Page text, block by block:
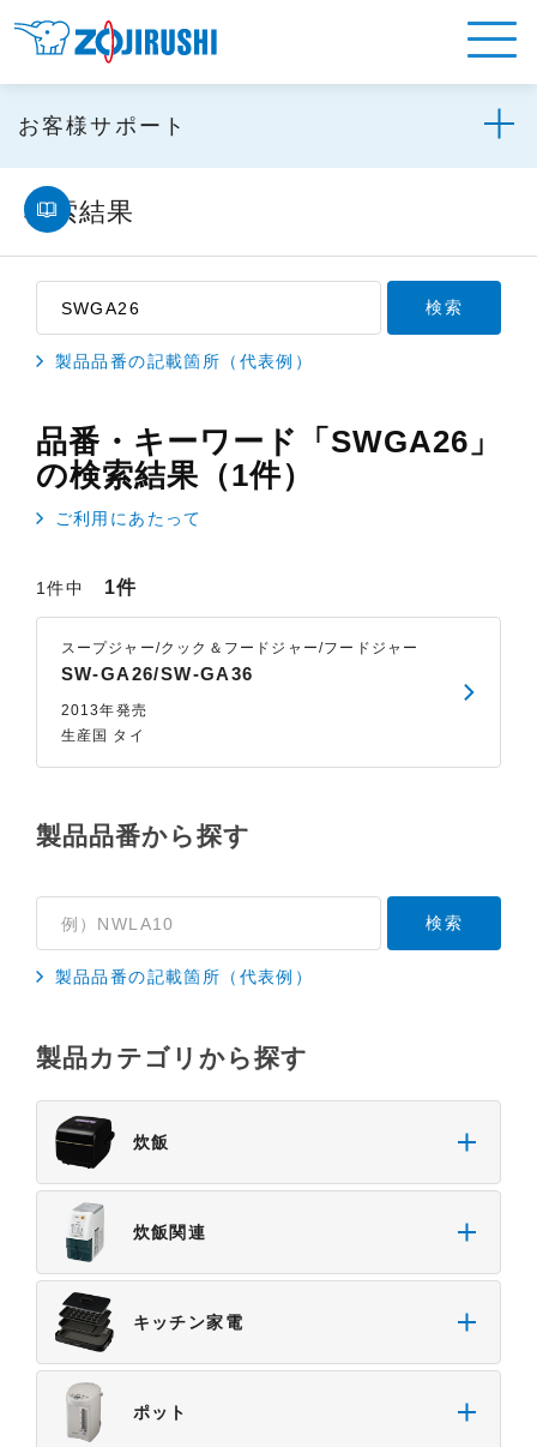
お客様サポート
検索結果
製品品番の記載箇所（代表例）
品番・キーワード「SWGA26」
の検索結果（1件）
ご利用にあたって
1件中 1件
スープジャー/クック＆フードジャー/フードジャー
SW-GA26/SW-GA36
2013年発売
生産国 タイ
製品品番から探す
製品品番の記載箇所（代表例）
製品カテゴリから探す
炊飯
炊飯関連
キッチン家電
ポット